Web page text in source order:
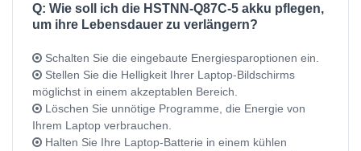
Q: Wie soll ich die HSTNN-Q87C-5 akku pflegen,
um ihre Lebensdauer zu verlängern?
Schalten Sie die eingebaute Energiesparoptionen ein.
Stellen Sie die Helligkeit Ihrer Laptop-Bildschirms
möglichst in einem akzeptablen Bereich.
Löschen Sie unnötige Programme, die Energie von
Ihrem Laptop verbrauchen.
Halten Sie Ihre Laptop-Batterie in einem kühlen